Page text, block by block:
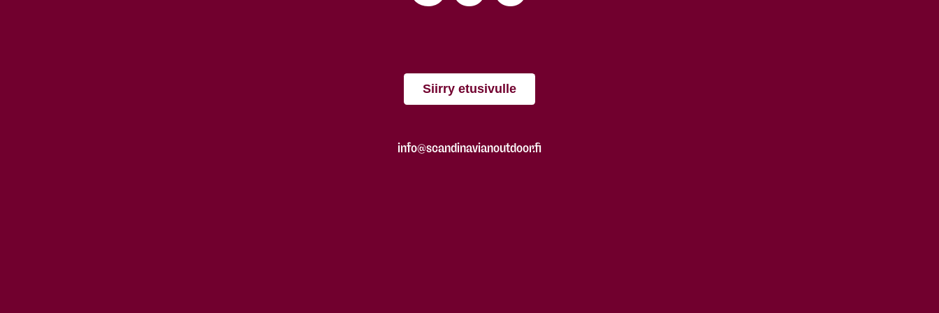
Siirry etusivulle
info@scandinavianoutdoor.fi